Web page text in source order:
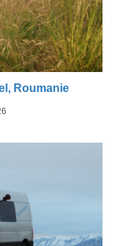
Roumanie